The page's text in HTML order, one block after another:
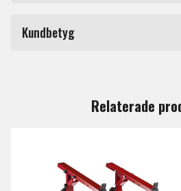
Kundbetyg
Relaterade